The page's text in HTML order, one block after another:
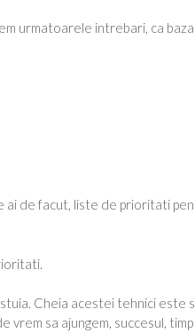
urmatoarele intrebari, ca baza
ai de facut, liste de prioritati
Cheia acestei tehnici este
vrem sa ajungem, succesul,